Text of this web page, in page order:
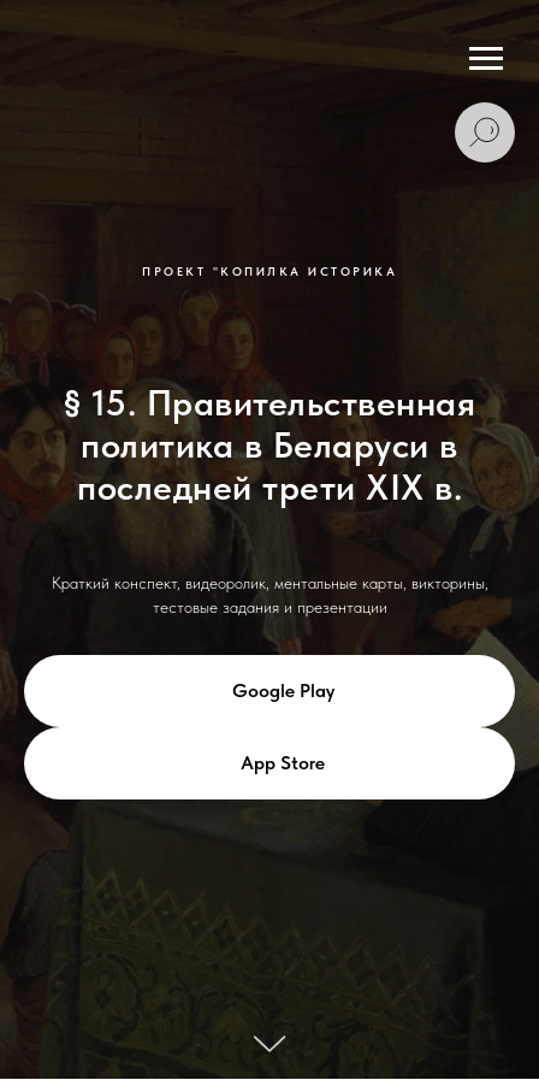
ПРОЕКТ "КОПИЛКА ИСТОРИКА
§ 15. Правительственная
политика в Беларуси в
последней трети XIX в.
Краткий конспект, видеоролик, ментальные карты, викторины,
тестовые задания и презентации
Google Play
App Store